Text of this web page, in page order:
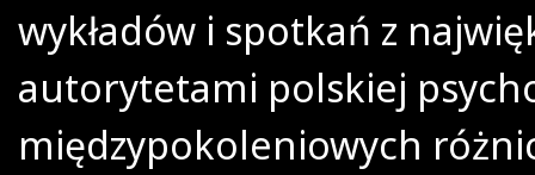
wykładów i spotkań z
autorytetami polskiej
międzypokoleniowych